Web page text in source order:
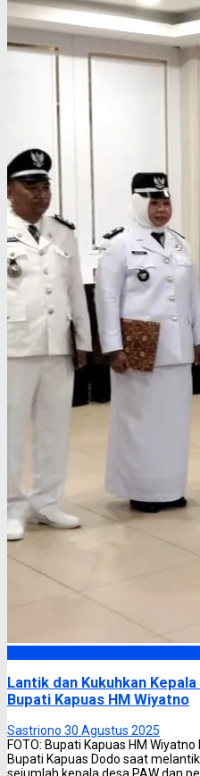
Lantik dan Kukuhkan
Bupati Kapuas HM Wiyatno
Sastriono 30 Agustus 2025
FOTO: Bupati Kapuas HM
Bupati Kapuas Dodo saat
sejumlah kepala desa PAW dan